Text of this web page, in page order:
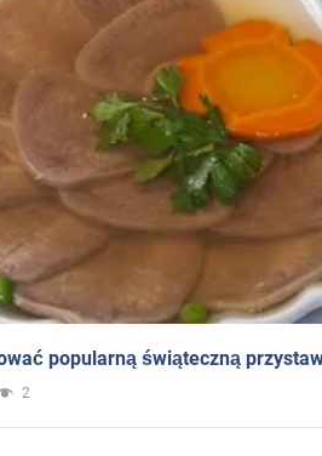
popularną świąteczną
2